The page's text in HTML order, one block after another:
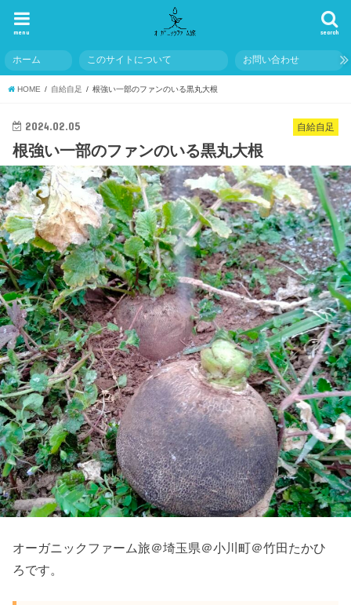
search
menu
ホーム このサイトについて お問い合わせ
HOME 自給自足 根強い一部のファンのいる黒丸大根
自給自足
2024.02.05
根強い一部のファンのいる黒丸大根
オーガニックファーム旅＠埼玉県＠小川町＠竹田たかひ
ろです。